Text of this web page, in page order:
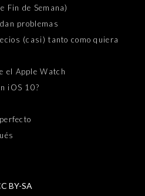
Fin de Semana)
problemas
(casi) tanto como quiera
el Apple Watch
iOS 10?
BY-SA